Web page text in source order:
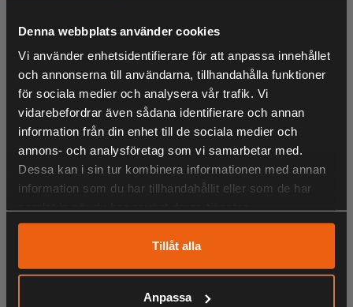
Denna webbplats använder cookies
Vi använder enhetsidentifierare för att anpassa innehållet
och annonserna till användarna, tillhandahålla funktioner
för sociala medier och analysera vår trafik. Vi
vidarebefordrar även sådana identifierare och annan
information från din enhet till de sociala medier och
annons- och analysföretag som vi samarbetar med.
Dessa kan i sin tur kombinera informationen med annan
information som du har tillhandahållit eller som de har
Tillåt alla
Anpassa
Triton No. 6 - Ultra Performance är den effektivaste
dämparen i Triton Numbers - programmet och levererar
prestanda i toppklass även på de mest kraftfulla
kalibrarna. Med samma moderata bygglängd som Triton
No. 5 så är Triton No. 6 vakjägarens och passkyttens
favorit. Optimerad för kaliber 300 Win Mag. men är givetvis
effektiv på .308, 30-06 och samtliga Magnumkalibrar.
LIKNANDE PRODUKTER